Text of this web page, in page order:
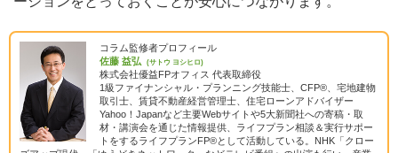
コラム監修者プロフィール
佐藤 益弘
(サトウ ヨシヒロ)
株式会社優益FPオフィス 代表取締役
1級ファイナンシャル・プランニング技能士、CFP®、宅地建物
取引士、賃貸不動産経営管理士、住宅ローンアドバイザー
Yahoo！Japanなど主要Webサイトや5大新聞社への寄稿・取
材・講演会を通じた情報提供、ライフプラン相談＆実行サポー
トをするライフプランFP®として活動している。NHK「クロー